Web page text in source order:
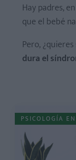
Hay padres,
que el bebé
Pero,
dura el
PSICOLOGÍA